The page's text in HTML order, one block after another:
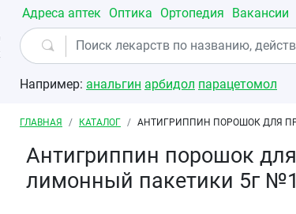
Адреса аптек Оптика Ортопедия Вакансии
Например: анальгин арбидол парацетомол
Строка навигации
ГЛАВНАЯ КАТАЛОГ АНТИГРИППИН ПОРОШОК ДЛЯ
Антигриппин порошок
лимонный пакетики 5г